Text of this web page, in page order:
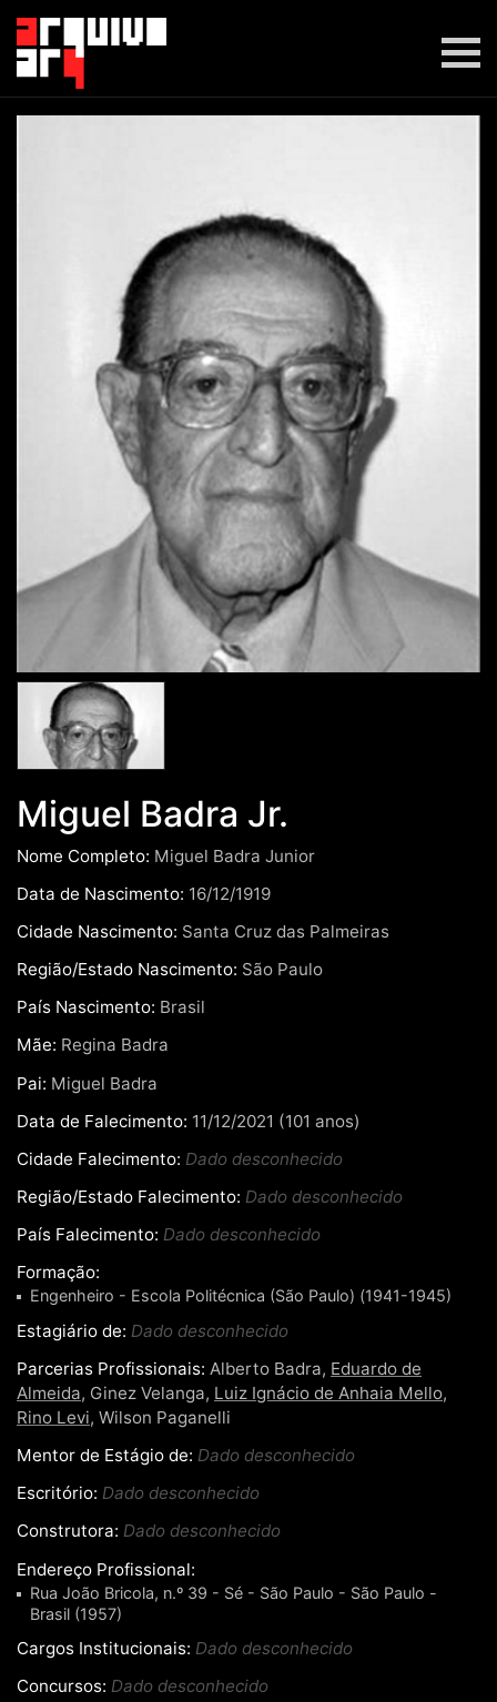
Miguel Badra Jr.
Nome Completo: Miguel Badra Junior
Data de Nascimento: 16/12/1919
Cidade Nascimento: Santa Cruz das Palmeiras
Região/Estado Nascimento: São Paulo
País Nascimento: Brasil
Mãe: Regina Badra
Pai: Miguel Badra
Data de Falecimento: 11/12/2021 (101 anos)
Cidade Falecimento: Dado desconhecido
Região/Estado Falecimento: Dado desconhecido
País Falecimento: Dado desconhecido
Formação:
Engenheiro - Escola Politécnica (São Paulo) (1941-1945)
Estagiário de: Dado desconhecido
Parcerias Profissionais: Alberto Badra, Eduardo de
Almeida, Ginez Velanga, Luiz Ignácio de Anhaia Mello,
Rino Levi, Wilson Paganelli
Mentor de Estágio de: Dado desconhecido
Escritório: Dado desconhecido
Construtora: Dado desconhecido
Endereço Profissional:
Rua João Bricola, n.º 39 - Sé - São Paulo - São Paulo -
Brasil (1957)
Cargos Institucionais: Dado desconhecido
Concursos: Dado desconhecido